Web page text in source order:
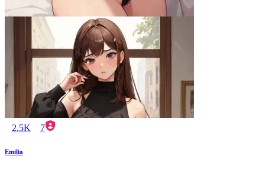
2.5K 7
Emilia